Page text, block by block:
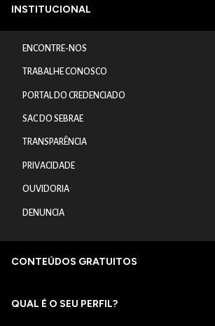
INSTITUCIONAL
ENCONTRE-NOS
TRABALHE CONOSCO
PORTAL DO CREDENCIADO
SAC DO SEBRAE
TRANSPARÊNCIA
PRIVACIDADE
OUVIDORIA
DENUNCIA
CONTEÚDOS GRATUITOS
QUAL É O SEU PERFIL?